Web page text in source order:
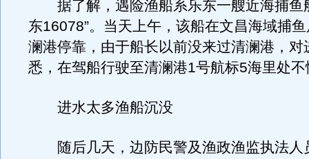
据了解，遇险渔船系乐东一艘近海捕鱼
东16078”。当天上午，该船在文昌海域捕
澜港停靠，由于船长以前没来过清澜港，对
悉，在驾船行驶至清澜港1号航标5海里处
进水太多渔船沉没
随后几天，边防民警及渔政渔监执法人